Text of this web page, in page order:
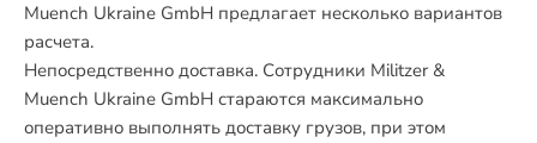
Muench Ukraine GmbH предлагает несколько вариантов
расчета.
Непосредственно доставка. Сотрудники Militzer &
Muench Ukraine GmbH стараются максимально
оперативно выполнять доставку грузов, при этом